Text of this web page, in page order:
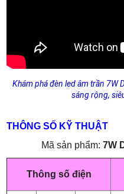
Khám phá đèn led âm trần 7W
sáng rộng,
THÔNG SỐ KỸ THUẬT
Mã sản phẩm: 7W
Thông số điện